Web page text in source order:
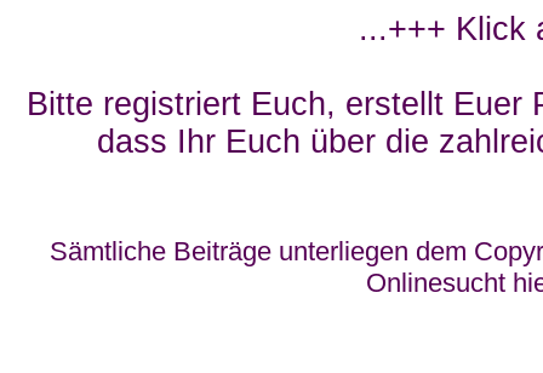
...+++ Klick
Bitte registriert Euch, erstellt Euer
dass Ihr Euch über die
Sämtliche Beiträge unterliegen dem
Onlinesucht